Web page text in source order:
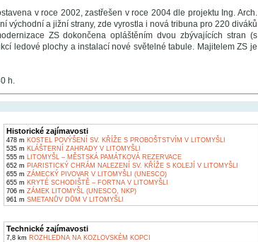
v roce 2002, zastřešen v roce 2004 dle projektu Ing. Arch.
východní a jižní strany, zde vyrostla i nová tribuna pro 220 diváků
ZS dokončena opláštěním dvou zbývajících stran (s
ledové plochy a instalací nové světelné tabule. Majitelem ZS je
h.
Historické zajímavosti
478 m KOSTEL POVÝŠENÍ SV. KŘÍŽE S PROBOŠTSTVÍM V LITOMYŠLI
535 m KLÁŠTERNÍ ZAHRADY V LITOMYŠLI
555 m LITOMYŠL – MĚSTSKÁ PAMÁTKOVÁ REZERVACE
652 m PIARISTICKÝ CHRÁM NALEZENÍ SV. KŘÍŽE S KOLEJÍ V LITOMYŠLI
655 m ZÁMECKÝ PIVOVAR V LITOMYŠLI (UNESCO)
655 m KRYTÉ SCHODIŠTĚ – FORTNA V LITOMYŠLI
706 m ZÁMEK LITOMYŠL (UNESCO, NKP)
961 m SMETANŮV DŮM V LITOMYŠLI
Technické zajímavosti
7,8 km ROZHLEDNA NA KOZLOVSKÉM KOPCI